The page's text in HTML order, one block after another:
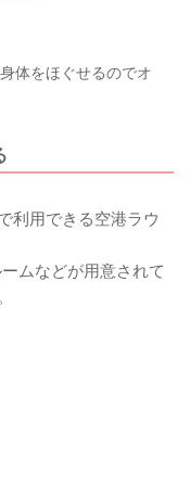
体をほぐせるのでオ
利用できる空港ラウ
ムなどが用意されて